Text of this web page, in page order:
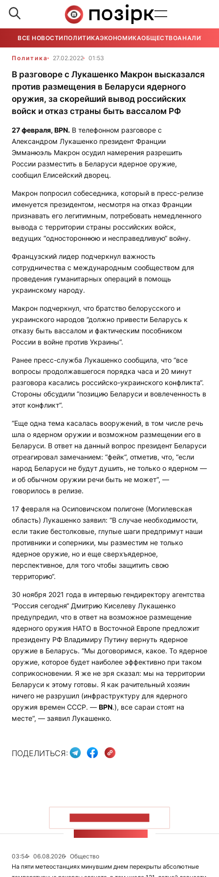
ВСЕ НОВОСТИ ПОЛИТИКАЭКОНОМИКАОБЩЕСТВОАНАЛИТИКА
Политика 27.02.2022 01:53
В разговоре с Лукашенко Макрон высказался
против размещения в Беларуси ядерного
оружия, за скорейший вывод российских
войск и отказ страны быть вассалом РФ
27 февраля, BPN. В телефонном разговоре с
Александром Лукашенко президент Франции
Эмманюэль Макрон осудил намерения разрешить
России разместить в Беларуси ядерное оружие,
сообщил Елисейский дворец.
Макрон попросил собеседника, который в пресс-релизе
именуется президентом, несмотря на отказ Франции
признавать его легитимным, потребовать немедленного
вывода с территории страны российских войск,
ведущих “одностороннюю и несправедливую“ войну.
Французский лидер подчеркнул важность
сотрудничества с международным сообществом для
проведения гуманитарных операций в помощь
украинскому народу.
Макрон подчеркнул, что братство белорусского и
украинского народов “должно привести Беларусь к
отказу быть вассалом и фактическим пособником
России в войне против Украины“.
Ранее пресс-служба Лукашенко сообщила, что “все
вопросы продолжавшегося порядка часа и 20 минут
разговора касались российско-украинского конфликта“.
Стороны обсудили “позицию Беларуси и вовлеченность в
этот конфликт“.
“Еще одна тема касалась вооружений, в том числе речь
шла о ядерном оружии и возможном размещении его в
Беларуси. В ответ на данный вопрос президент Беларуси
отреагировал замечанием: “фейк“, отметив, что, “если
народ Беларуси не будут душить, не только о ядерном —
и об обычном оружии речи быть не может“, —
говорилось в релизе.
17 февраля на Осиповичском полигоне (Могилевская
область) Лукашенко заявил: “В случае необходимости,
если такие бестолковые, глупые шаги предпримут наши
противники и соперники, мы разместим не только
ядерное оружие, но и еще сверхъядерное,
перспективное, для того чтобы защитить свою
территорию“.
30 ноября 2021 года в интервью гендиректору агентства
“Россия сегодня“ Дмитрию Киселеву Лукашенко
предупредил, что в ответ на возможное размещение
ядерного оружия НАТО в Восточной Европе предложит
президенту РФ Владимиру Путину вернуть ядерное
оружие в Беларусь. “Мы договоримся, какое. То ядерное
оружие, которое будет наиболее эффективно при таком
соприкосновении. Я же не зря сказал: мы на территории
Беларуси к этому готовы. Я как рачительный хозяин
ничего не разрушил (инфраструктуру для ядерного
оружия времен СССР. — BPN.), все сараи стоят на
месте“, — заявил Лукашенко.
ПОДЕЛИТЬСЯ:
03:54 06.08.2026
Общество
На пяти метеостанциях минувшим днем перекрыты абсолютные